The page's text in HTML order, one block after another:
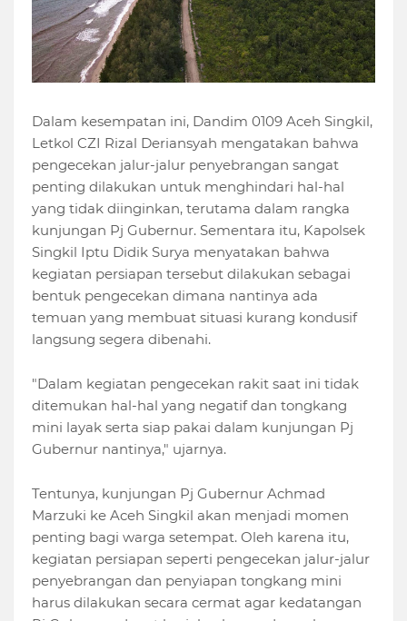
Dalam kesempatan ini, Dandim 0109 Aceh Singkil,
Letkol CZI Rizal Deriansyah mengatakan bahwa
pengecekan jalur-jalur penyebrangan sangat
penting dilakukan untuk menghindari hal-hal
yang tidak diinginkan, terutama dalam rangka
kunjungan Pj Gubernur. Sementara itu, Kapolsek
Singkil Iptu Didik Surya menyatakan bahwa
kegiatan persiapan tersebut dilakukan sebagai
bentuk pengecekan dimana nantinya ada
temuan yang membuat situasi kurang kondusif
langsung segera dibenahi.
"Dalam kegiatan pengecekan rakit saat ini tidak
ditemukan hal-hal yang negatif dan tongkang
mini layak serta siap pakai dalam kunjungan Pj
Gubernur nantinya," ujarnya.
Tentunya, kunjungan Pj Gubernur Achmad
Marzuki ke Aceh Singkil akan menjadi momen
penting bagi warga setempat. Oleh karena itu,
kegiatan persiapan seperti pengecekan jalur-jalur
penyebrangan dan penyiapan tongkang mini
harus dilakukan secara cermat agar kedatangan